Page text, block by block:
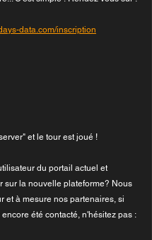
data.com/inscription
et le tour est joué !
du portail actuel et
sur la nouvelle plateforme? Nous
et à mesure nos partenaires, si
été contacté, n'hésitez pas :